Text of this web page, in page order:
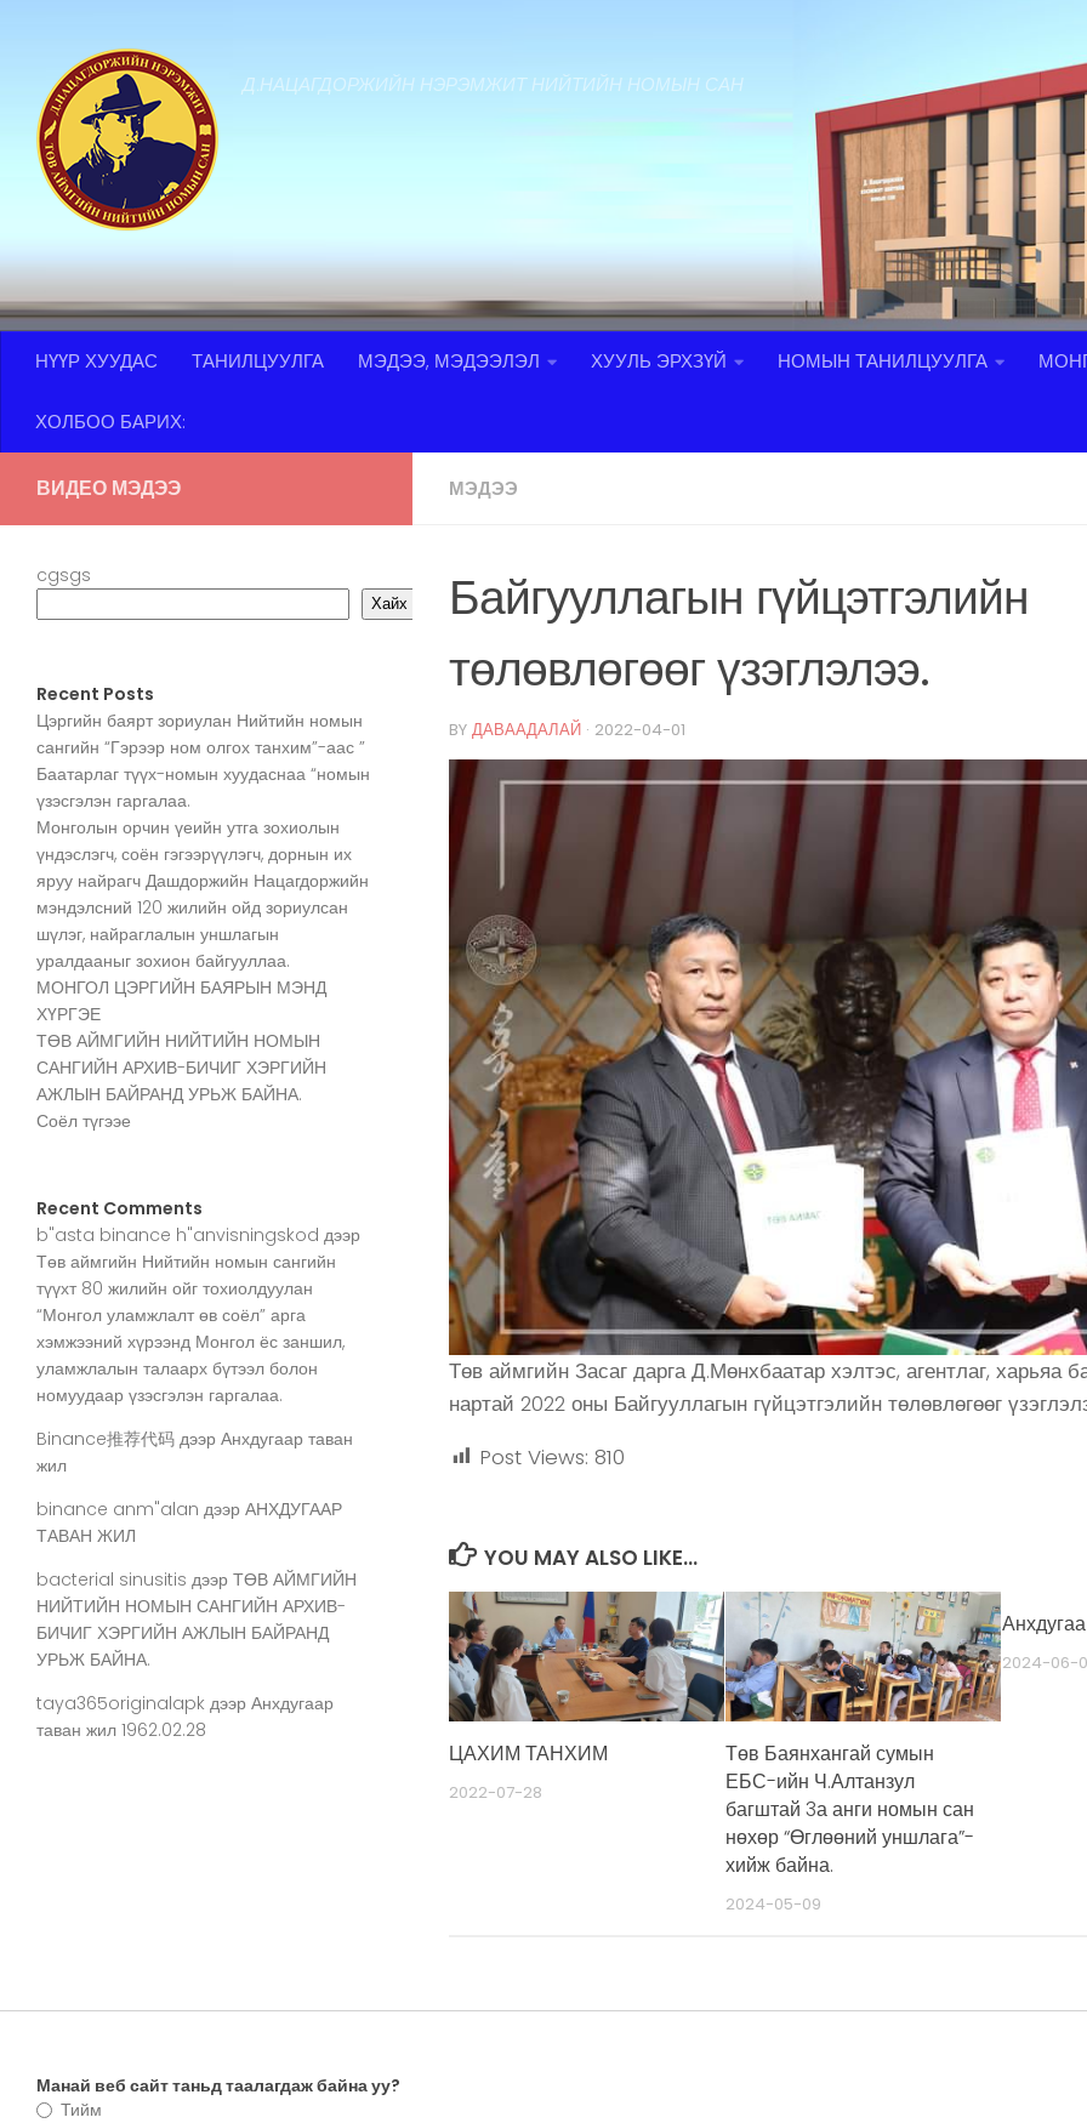
Д.НАЦАГДОРЖИЙН НЭРЭМЖИТ НИЙТИЙН НОМЫН САН
НҮҮР ХУУДАС ТАНИЛЦУУЛГА МЭДЭЭ, МЭДЭЭЛЭЛ ХУУЛЬ ЭРХЗҮЙ НОМЫН ТАНИЛЦУУЛГА
ХОЛБОО БАРИХ:
МЭДЭЭ
Байгууллагын гүйцэтгэлийн
төлөвлөгөөг үзэглэлээ.
BY ДАВААДАЛАЙ · 2022-04-01
Төв аймгийн Засаг дарга Д.Мөнхбаатар хэлтэс, агентлаг, харьяа
нартай 2022 оны Байгууллагын гүйцэтгэлийн төлөвлөгөөг
Post Views: 810
YOU MAY ALSO LIKE...
ЦАХИМ ТАНХИМ
2022-07-28
Төв Баянхангай сумын
ЕБС-ийн Ч.Алтанзул
багштай 3а анги номын сан
нөхөр “Өглөөний уншлага”-
хийж байна.
2024-05-09
2024-06-
ВИДЕО МЭДЭЭ
cgsgs
Хайх
Recent Posts
Цэргийн баярт зориулан Нийтийн номын
сангийн “Гэрээр ном олгох танхим”-аас ”
Баатарлаг түүх-номын хуудаснаа “номын
үзэсгэлэн гаргалаа.
Монголын орчин үеийн утга зохиолын
үндэслэгч, соён гэгээрүүлэгч, дорнын их
яруу найрагч Дашдоржийн Нацагдоржийн
мэндэлсний 120 жилийн ойд зориулсан
шүлэг, найраглалын уншлагын
уралдааныг зохион байгууллаа.
МОНГОЛ ЦЭРГИЙН БАЯРЫН МЭНД
ХҮРГЭЕ
ТӨВ АЙМГИЙН НИЙТИЙН НОМЫН
САНГИЙН АРХИВ-БИЧИГ ХЭРГИЙН
АЖЛЫН БАЙРАНД УРЬЖ БАЙНА.
Соёл түгээе
Recent Comments
b"asta binance h"anvisningskod дээр
Төв аймгийн Нийтийн номын сангийн
түүхт 80 жилийн ойг тохиолдуулан
“Монгол уламжлалт өв соёл” арга
хэмжээний хүрээнд Монгол ёс заншил,
уламжлалын талаарх бүтээл болон
номуудаар үзэсгэлэн гаргалаа.
Binance推荐代码 дээр Анхдугаар таван
жил
binance anm"alan дээр АНХДУГААР
ТАВАН ЖИЛ
bacterial sinusitis дээр ТӨВ АЙМГИЙН
НИЙТИЙН НОМЫН САНГИЙН АРХИВ-
БИЧИГ ХЭРГИЙН АЖЛЫН БАЙРАНД
УРЬЖ БАЙНА.
taya365originalapk дээр Анхдугаар
таван жил 1962.02.28
Манай веб сайт таньд таалагдаж байна уу?
Тийм